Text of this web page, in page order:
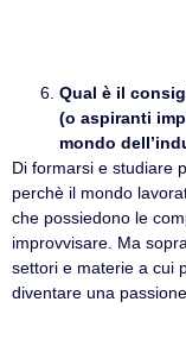
Qual è il
(o aspiranti
mondo
Di formarsi e studiare
perchè il mondo
che possiedono le
improvvisare. Ma
settori e materie a cui
diventare una passione.